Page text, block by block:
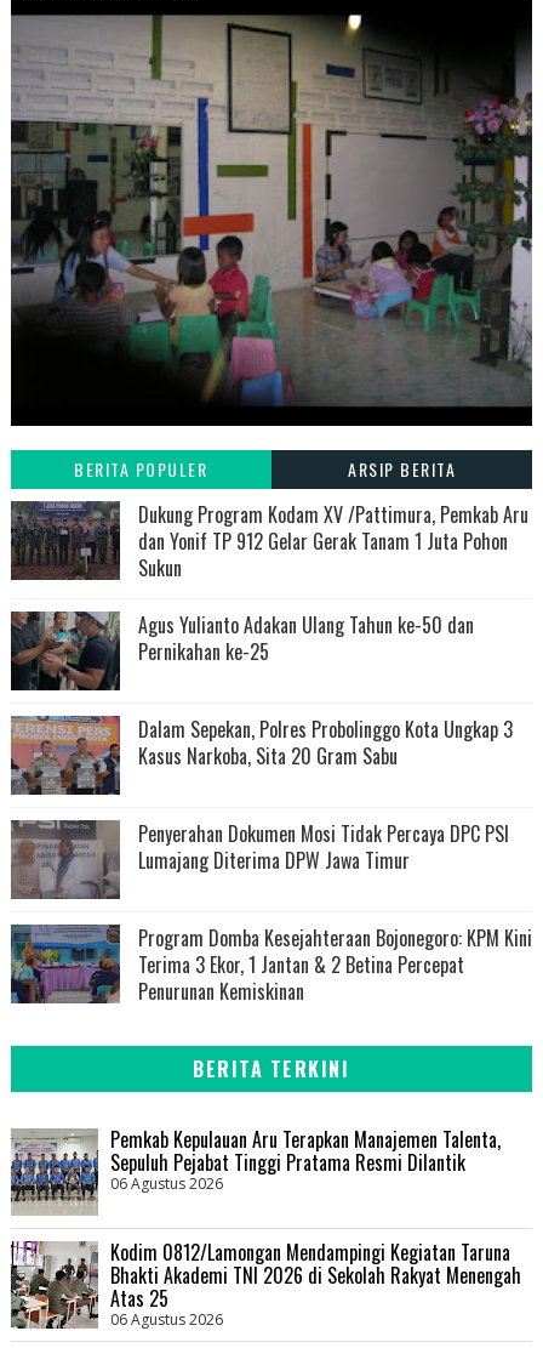
BERITA POPULER ARSIP BERITA
Dukung Program Kodam XV /Pattimura, Pemkab Aru
dan Yonif TP 912 Gelar Gerak Tanam 1 Juta Pohon
Sukun
Agus Yulianto Adakan Ulang Tahun ke-50 dan
Pernikahan ke-25
Dalam Sepekan, Polres Probolinggo Kota Ungkap 3
Kasus Narkoba, Sita 20 Gram Sabu
Penyerahan Dokumen Mosi Tidak Percaya DPC PSI
Lumajang Diterima DPW Jawa Timur
Program Domba Kesejahteraan Bojonegoro: KPM Kini
Terima 3 Ekor, 1 Jantan & 2 Betina Percepat
Penurunan Kemiskinan
BERITA TERKINI
Pemkab Kepulauan Aru Terapkan Manajemen Talenta,
Sepuluh Pejabat Tinggi Pratama Resmi Dilantik
06 Agustus 2026
Kodim 0812/Lamongan Mendampingi Kegiatan Taruna
Bhakti Akademi TNI 2026 di Sekolah Rakyat Menengah
Atas 25
06 Agustus 2026